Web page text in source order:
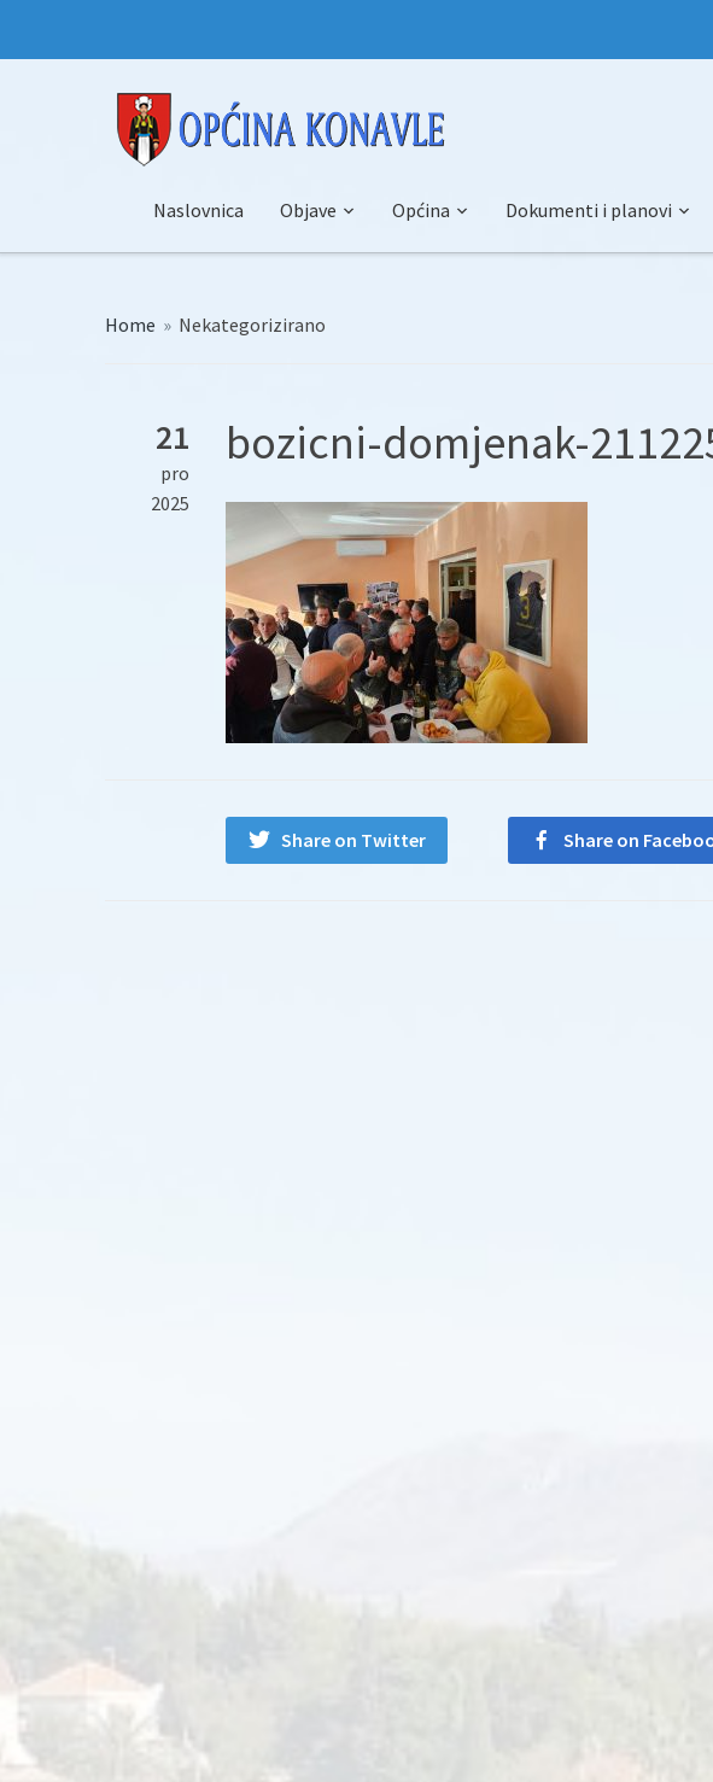
Naslovnica Objave Općina Dokumenti i planovi
Home » Nekategorizirano
21
pro
2025
bozicni-domjenak-
Share on Twitter Share on